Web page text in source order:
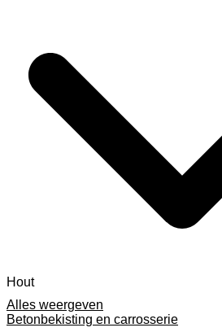
Alles weergeven
Betonbekisting en carrosserie
Hout